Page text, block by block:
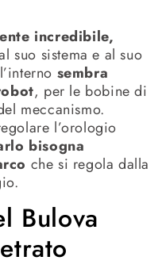
incredibile,
suo sistema e al suo
sembra
, per le bobine di
meccanismo.
l’orologio
bisogna
che si regola dalla
Bulova